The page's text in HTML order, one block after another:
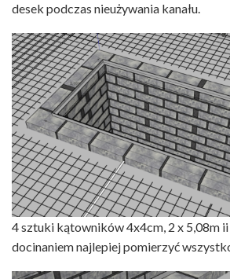
desek podczas nieużywania kanału.
4 sztuki kątowników 4x4cm, 2 x 5,08m
docinaniem najlepiej pomierzyć